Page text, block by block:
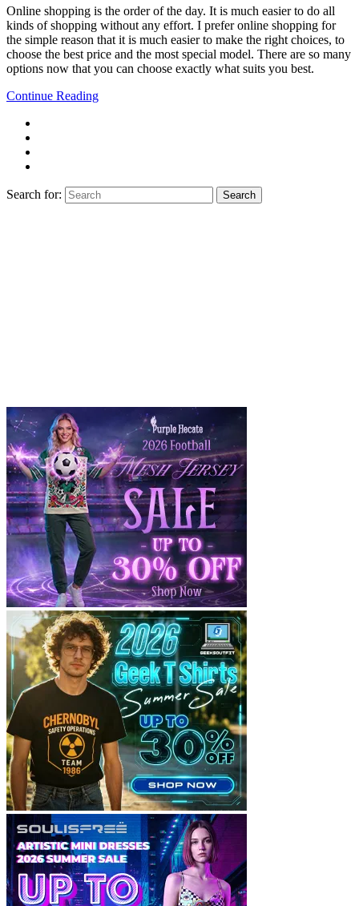
Online shopping is the order of the day. It is much easier to do all
kinds of shopping without any effort. I prefer online shopping for
the simple reason that it is much easier to make the right choices, to
choose the best price and the most special model. There are so many
options now that you can choose exactly what suits you best.
Continue Reading
Search for: Search